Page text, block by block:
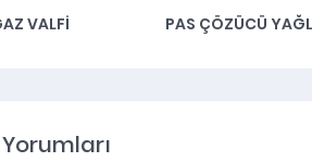
VALFİ PAS ÇÖZÜCÜ